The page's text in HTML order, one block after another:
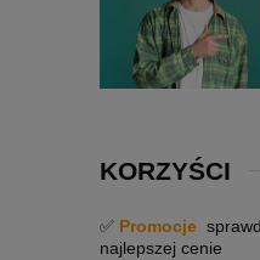
KORZYŚCI
✅ Promocje
najlepszej cenie